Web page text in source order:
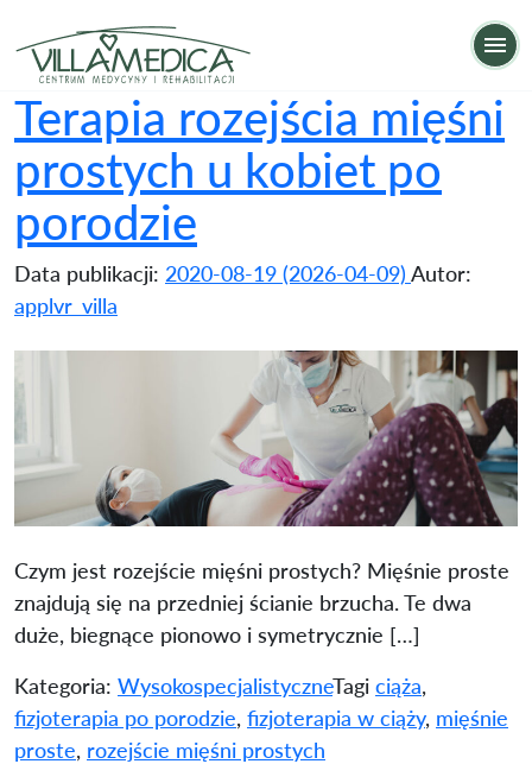
Terapia rozejścia mięśni prostych u kobiet po
Terapia rozejścia mięśni
prostych u kobiet po
porodzie
Data publikacji: 2020-08-19 (2026-04-09) Autor:
applvr_villa
Czym jest rozejście mięśni prostych? Mięśnie proste
znajdują się na przedniej ścianie brzucha. Te dwa
duże, biegnące pionowo i symetrycznie […]
Kategoria: WysokospecjalistyczneTagi ciąża,
fizjoterapia po porodzie, fizjoterapia w ciąży, mięśnie
proste, rozejście mięśni prostych